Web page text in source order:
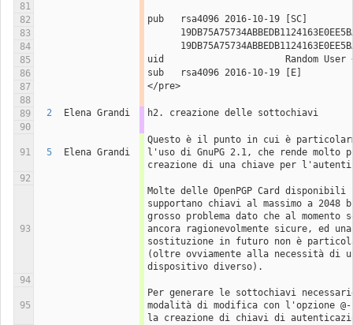
81
82
pub   rsa4096 2016-10-19 [SC]
83
84
85
uid                      Random User
86
sub   rsa4096 2016-10-19 [E]
87
</pre>
88
89
2 Elena Grandi
h2. creazione delle sottochiavi
90
91 5 Elena Grandi
Questo è il punto in cui è
l'uso di GnuPG 2.1, che rende molto
creazione di una chiave per
92
93
Molte delle OpenPGP Card disponibili
supportano chiavi al massimo a 2048
grosso problema dato che al momento
ancora ragionevolmente sicure, ed
sostituzione in futuro non è
(oltre ovviamente alla necessità di
dispositivo diverso).
94
95
Per generare le sottochiavi
modalità di modifica con l'opzione
la creazione di chiavi di